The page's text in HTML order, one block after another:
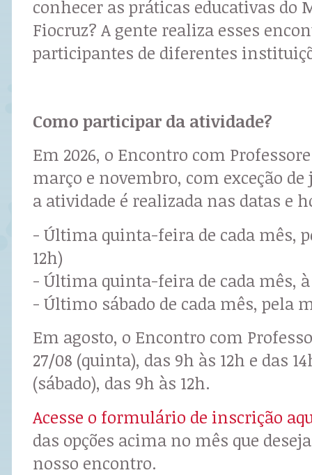
conhecer as práticas educativas do
Fiocruz? A gente realiza esses
participantes de diferentes
Como participar da atividade?
Em 2026, o Encontro com
março e novembro, com exceção
a atividade é realizada nas datas e
- Última quinta-feira de cada mês,
12h)
- Última quinta-feira de cada mês, à
- Último sábado de cada mês, pela
Em agosto, o Encontro com
27/08 (quinta), das 9h às 12h e das
(sábado), das 9h às 12h.
Acesse o formulário de inscrição
das opções acima no mês que
nosso encontro.